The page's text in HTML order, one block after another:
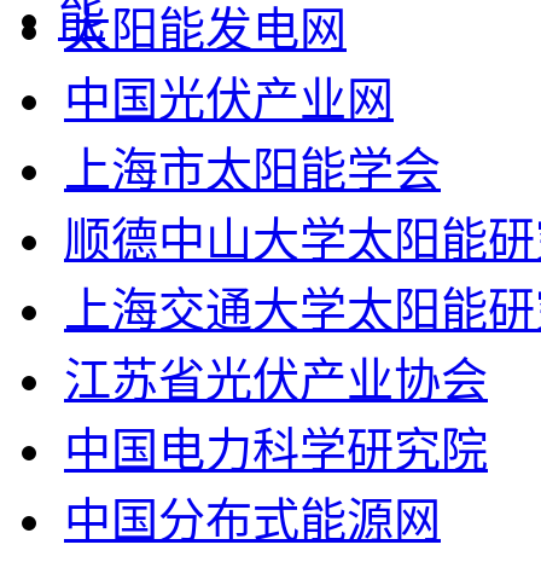
太阳能发电网
中国光伏产业网
上海市太阳能学会
顺德中山大学太阳能
上海交通大学太阳能
江苏省光伏产业协会
中国电力科学研究院
中国分布式能源网